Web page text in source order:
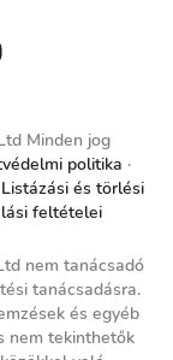
Minden jog
politika
Listázási és törlési
feltételei
nem tanácsadó
tanácsadásra.
és egyéb
nem tekinthetők